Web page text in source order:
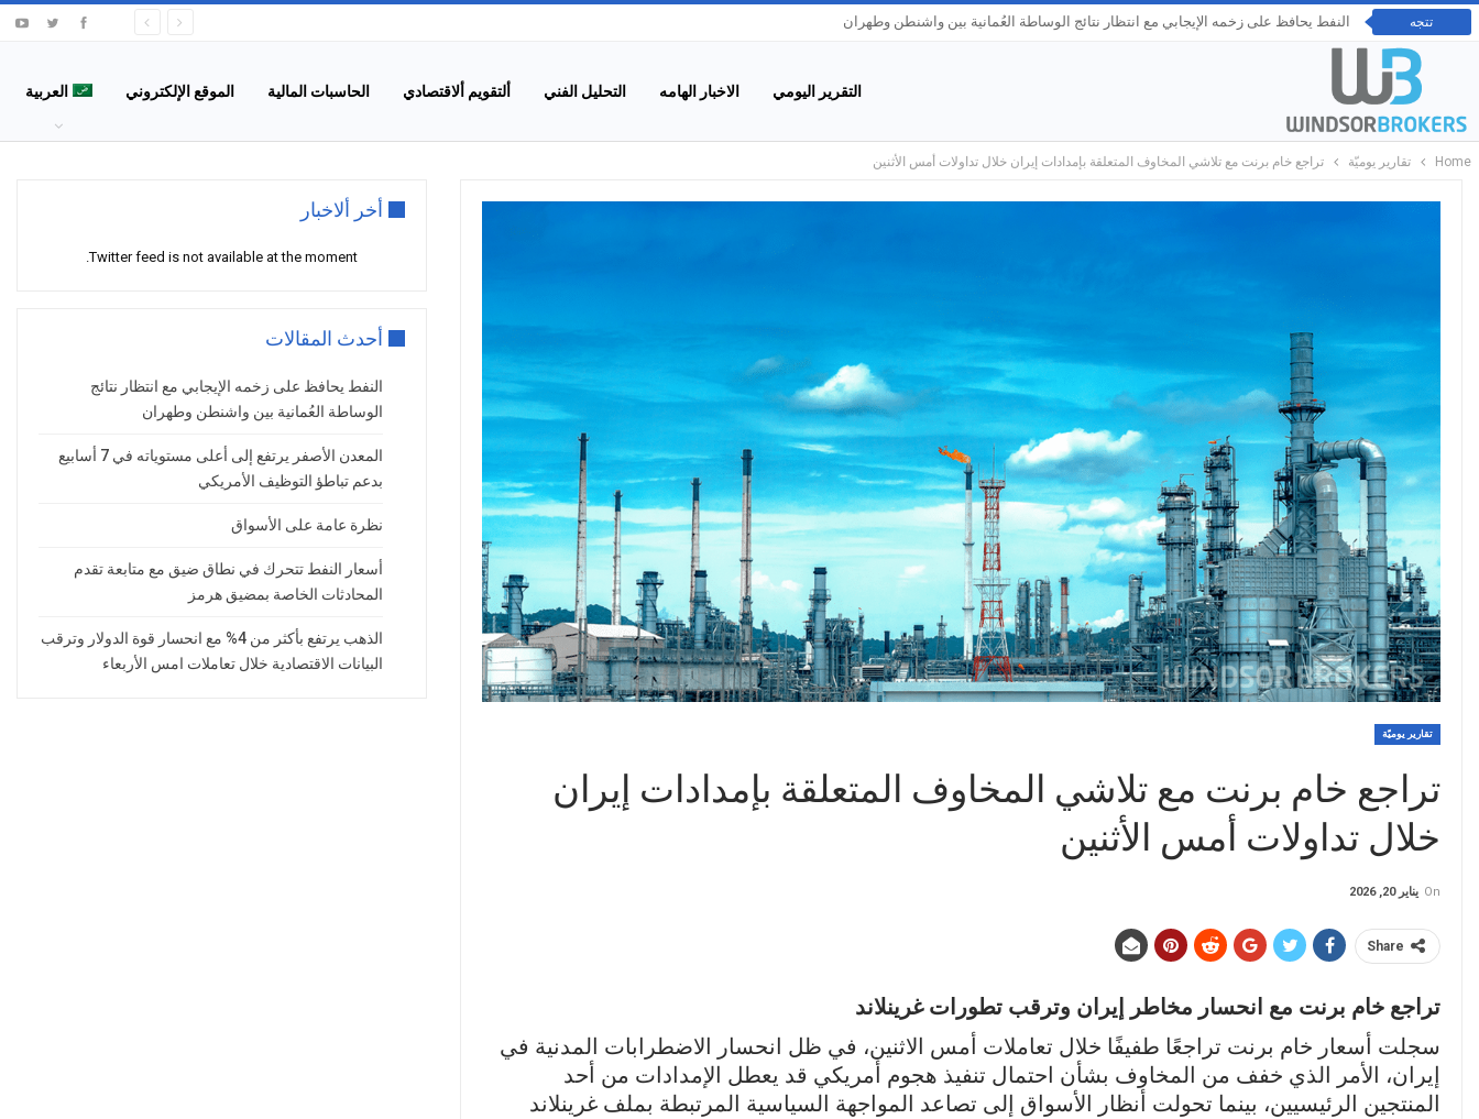
تتجه النفط يحافظ على زخمه الإيجابي مع انتظار نتائج الوساطة العُمانية بين واشنطن وطهران
التقرير اليومي الاخبار الهامه التحليل الفني ألتقويم ألاقتصادي الحاسبات المالية الموقع الإلكتروني العربية
Home تقارير يوميّة تراجع خام برنت مع تلاشي المخاوف المتعلقة بإمدادات إيران خلال تداولات أمس الأثنين
تقارير يوميّة
تراجع خام برنت مع تلاشي المخاوف المتعلقة بإمدادات إيران
خلال تداولات أمس الأثنين
On يناير 20, 2026
Share
تراجع خام برنت مع انحسار مخاطر إيران وترقب تطورات غرينلاند
سجلت أسعار خام برنت تراجعًا طفيفًا خلال تعاملات أمس الاثنين، في ظل انحسار الاضطرابات المدنية في
إيران، الأمر الذي خفف من المخاوف بشأن احتمال تنفيذ هجوم أمريكي قد يعطل الإمدادات من أحد
المنتجين الرئيسيين، بينما تحولت أنظار الأسواق إلى تصاعد المواجهة السياسية المرتبطة بملف غرينلاند
أخر ألاخبار
Twitter feed is not available at the moment.
أحدث المقالات
النفط يحافظ على زخمه الإيجابي مع انتظار نتائج
الوساطة العُمانية بين واشنطن وطهران
المعدن الأصفر يرتفع إلى أعلى مستوياته في 7 أسابيع
بدعم تباطؤ التوظيف الأمريكي
نظرة عامة على الأسواق
أسعار النفط تتحرك في نطاق ضيق مع متابعة تقدم
المحادثات الخاصة بمضيق هرمز
الذهب يرتفع بأكثر من 4% مع انحسار قوة الدولار وترقب
البيانات الاقتصادية خلال تعاملات امس الأربعاء